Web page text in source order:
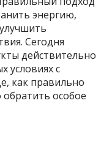
энергию,
Сегодня
действительно
условиях с
как правильно
особое